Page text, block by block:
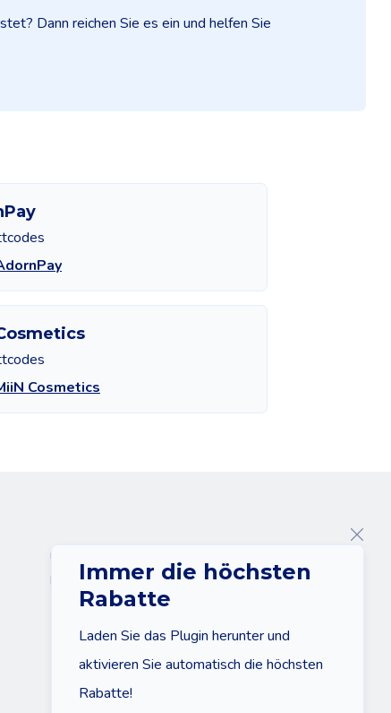
Dann reichen Sie es ein und helfen Sie
Cosmetics
Immer die höchsten
Rabatte
Laden Sie das Plugin herunter und
aktivieren Sie automatisch die höchsten
Rabatte!
Über uns
Kontakt